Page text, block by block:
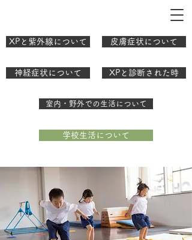
XPと紫外線について
神経症状について
皮膚症状について
XPと診断された時
室内・野外での生活について
学校生活について